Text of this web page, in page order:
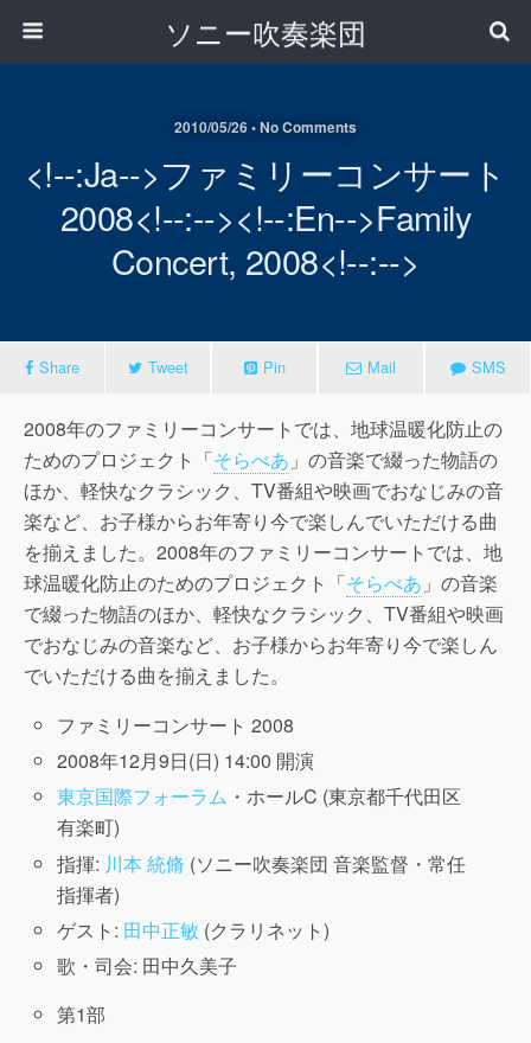
ソニー吹奏楽団
2010/05/26 • No Comments
<!--:ja-->ファミリーコンサート
2008<!--:--><!--:en-->Family
Concert, 2008<!--:-->
Share Tweet Pin Mail SMS
2008年のファミリーコンサートでは、地球温暖化防止の
ためのプロジェクト「そらべあ 」の音楽で綴った物語の
ほか、軽快なクラシック、TV番組や映画でおなじみの音
楽など、お子様からお年寄り今で楽しんでいただける曲
を揃えました。 2008年のファミリーコンサートでは、地
球温暖化防止のためのプロジェクト「そらべあ 」の音楽
で綴った物語のほか、軽快なクラシック、TV番組や映画
でおなじみの音楽など、お子様からお年寄り今で楽しん
でいただける曲を揃えました。
ファミリーコンサート 2008
2008年12月9日(日) 14:00 開演
東京国際フォーラム ・ホールC (東京都千代田区
有楽町)
指揮: 川本 統脩 (ソニー吹奏楽団 音楽監督・常任
指揮者)
ゲスト: 田中正敏 (クラリネット)
歌・司会: 田中久美子
第1部